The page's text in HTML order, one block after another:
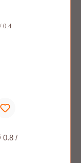
0.8 /